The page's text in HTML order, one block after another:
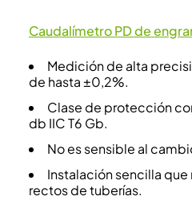
Caudalímetro PD de
Medición de alta
de hasta ±0,2%.
Clase de protección
db IIC T6 Gb.
No es sensible al
Instalación sencilla
rectos de tuberías.